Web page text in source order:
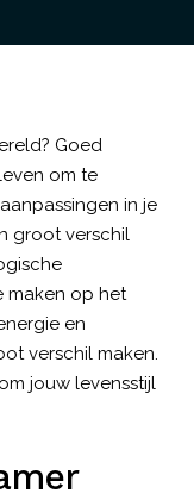
Goed
om te
in je
groot verschil
maken op het
en
verschil maken.
jouw levensstijl